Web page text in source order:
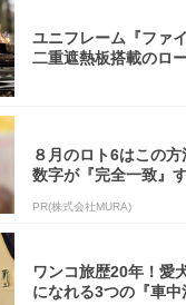
ユニフレーム『ファ
二重遮熱板搭載のロ
８月のロト6はこの
数字が『完全一致』
PR(株式会社MURA)
ワンコ旅歴20年！愛
になれる3つの『車中